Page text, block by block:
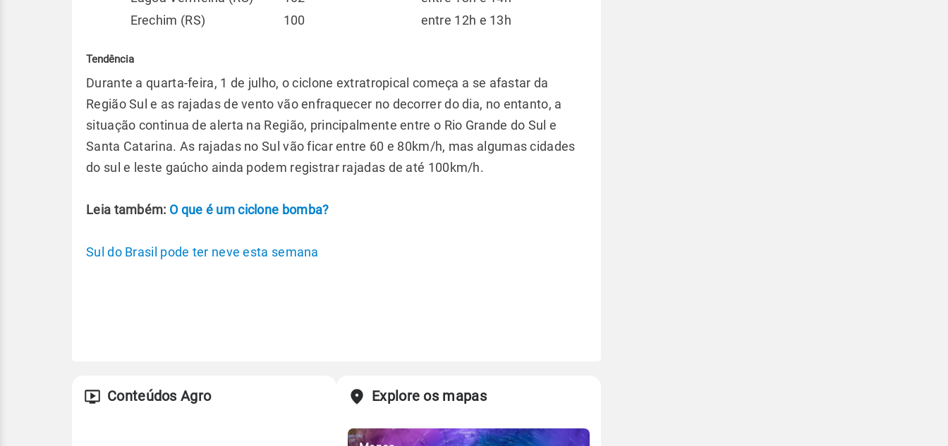
Erechim (RS)
100 entre 12h e 13h
Tendência
Durante a quarta-feira, 1 de julho, o ciclone extratropical começa a se afastar da
Região Sul e as rajadas de vento vão enfraquecer no decorrer do dia, no entanto, a
situação continua de alerta na Região, principalmente entre o Rio Grande do Sul e
Santa Catarina. As rajadas no Sul vão ficar entre 60 e 80km/h, mas algumas cidades
do sul e leste gaúcho ainda podem registrar rajadas de até 100km/h.
Leia também: O que é um ciclone bomba?
Sul do Brasil pode ter neve esta semana
Conteúdos Agro Explore os mapas